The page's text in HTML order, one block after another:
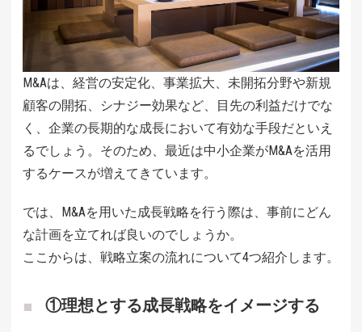
M&Aは、経営の安定化、事業拡大、未開拓分野や新規
顧客の開拓、シナジー効果など、目先の利益だけでな
く、企業の長期的な成長において有効な手段だといえ
るでしょう。そのため、最近は中小企業がM&Aを活用
するケースが増えてきています。
では、M&Aを用いた成長戦略を行う際は、事前にどん
な計画を立てれば良いのでしょうか。
ここからは、戦略立案の流れについて4つ紹介します。
①理想とする成長戦略をイメージする